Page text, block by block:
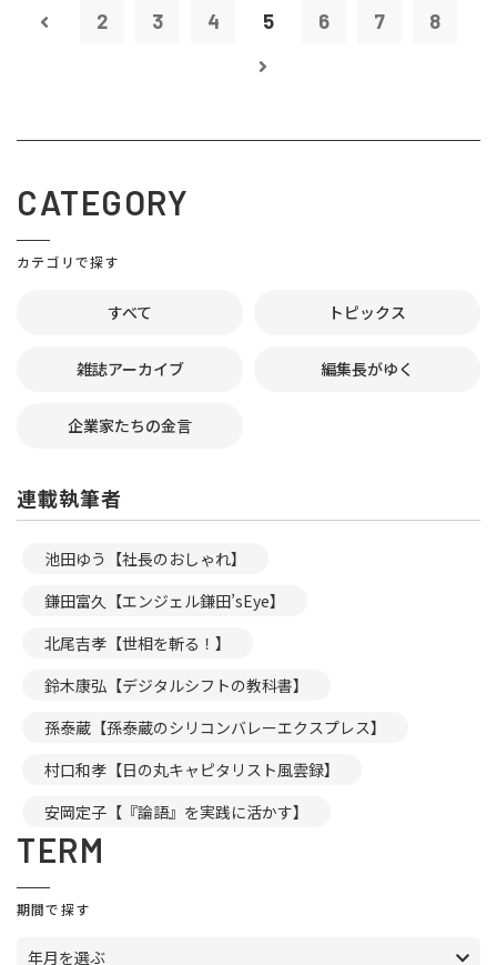
2 3 4 5 6 7 8
CATEGORY
カテゴリで探す
すべて トピックス
雑誌アーカイブ 編集長がゆく
企業家たちの金言
連載執筆者
池田ゆう【社長のおしゃれ】
鎌田富久【エンジェル鎌田’sEye】
北尾吉孝【世相を斬る！】
鈴木康弘【デジタルシフトの教科書】
孫泰蔵【孫泰蔵のシリコンバレーエクスプレス】
村口和孝【日の丸キャピタリスト風雲録】
安岡定子【『論語』を実践に活かす】
TERM
期間で探す
年月を選ぶ